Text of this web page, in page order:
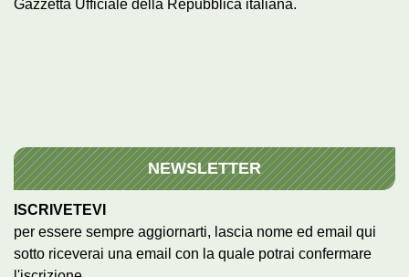
Gazzetta Ufficiale della Repubblica italiana.
NEWSLETTER
ISCRIVETEVI
per essere sempre aggiornarti, lascia nome ed email qui
sotto riceverai una email con la quale potrai confermare